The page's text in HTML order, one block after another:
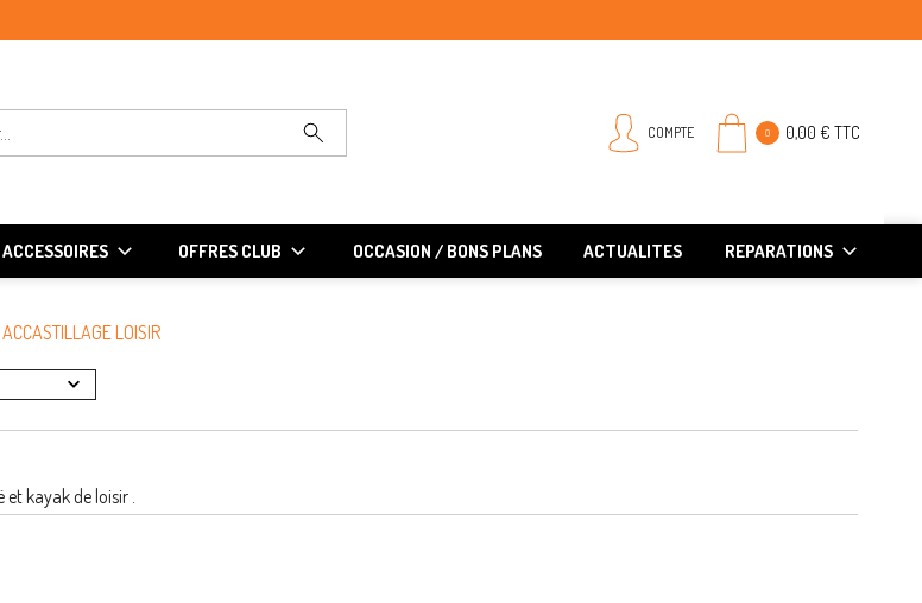
COMPTE 0 0,00 € TTC
ACCESSOIRES OFFRES CLUB OCCASION / BONS PLANS ACTUALITES REPARATIONS
ACCASTILLAGE LOISIR
kayak de loisir .